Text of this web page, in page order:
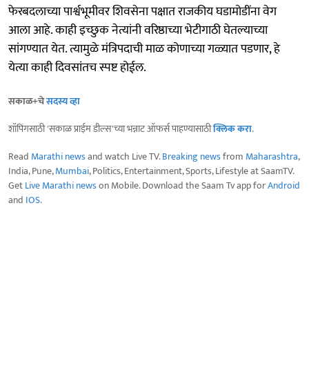
फेरबदलाच्या पार्श्वभूमीवर शिवसेना पक्षात राजकीय घडामोडींना वेग
आला आहे. काही इच्छुक नेत्यांनी वरिष्ठाच्या भेटीगाठी घेतल्याच्या
सांगण्यात येत. त्यामुळे मंत्रि‍पदाची माळ कोणाच्या गळ्यात पडणार, हे
येत्या काही दिवसांतच स्पष्ट होईल.
सकाळ+चेसदस्य व्हा
शॉपिंगसाठी 'सकाळ प्राईम डील्स'च्या भन्नाट ऑफर्स पाहण्यासाठीक्लिक करा.
Read Marathi newsand watch Live TV.Breaking newsfrom Maharashtra,
India, Pune,Mumbai, Politics, Entertainment, Sports, Lifestyle at SaamTV.
GetLive Marathi newson Mobile. Download the Saam Tv app forAndroid
and IOS.